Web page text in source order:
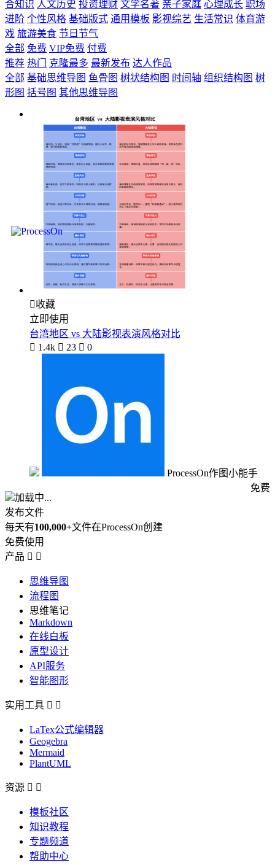
合知识 人文历史 投资理财 文学名著 亲子家庭 心理成长 职场
进阶 个性风格 基础版式 通用模板 影视综艺 生活常识 体育游
戏 旅游美食 节日节气
全部 免费 VIP免费 付费
推荐 热门 克隆最多 最新发布 达人作品
全部 基础思维导图 鱼骨图 树状结构图 时间轴 组织结构图 树
形图 括号图 其他思维导图
收藏
立即使用
台湾地区 vs 大陆影视表演风格对比
 1.4k  23  0
ProcessOn作图小能手
免费
加载中...
发布文件
每天有100,000+文件在ProcessOn创建
免费使用
产品  
思维导图
流程图
思维笔记
Markdown
在线白板
原型设计
API服务
智能图形
实用工具  
LaTex公式编辑器
Geogebra
Mermaid
PlantUML
资源  
模板社区
知识教程
专题频道
帮助中心